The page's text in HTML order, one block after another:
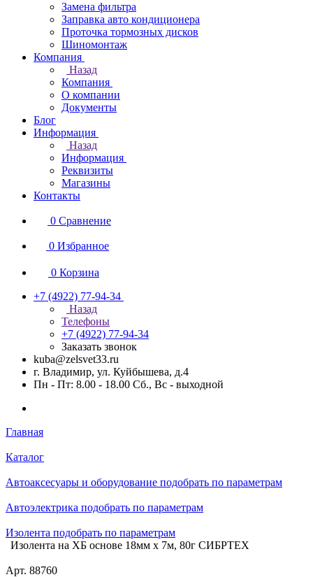
Замена фильтра
Заправка авто кондиционера
Проточка тормозных дисков
Шиномонтаж
Компания
Назад
Компания
О компании
Документы
Блог
Информация
Назад
Информация
Реквизиты
Магазины
Контакты
0 Сравнение
0 Избранное
0 Корзина
+7 (4922) 77-94-34
Назад
Телефоны
+7 (4922) 77-94-34
Заказать звонок
kuba@zelsvet33.ru
г. Владимир, ул. Куйбышева, д.4
Пн - Пт: 8.00 - 18.00 Сб., Вс - выходной
Главная
Каталог
Автоаксесуары и оборудование подобрать по параметрам
Автоэлектрика подобрать по параметрам
Изолента подобрать по параметрам
Изолента на ХБ основе 18мм х 7м, 80г СИБРТЕХ
Арт. 88760